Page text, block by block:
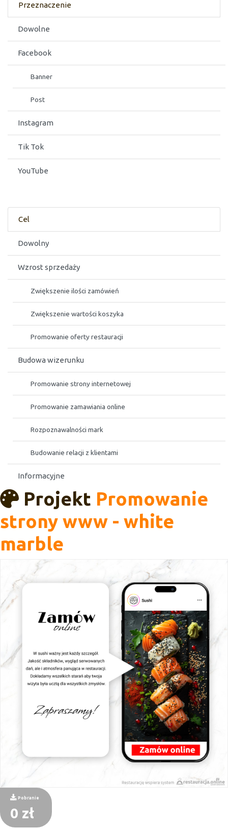
Przeznaczenie
Dowolne
Facebook
Banner
Post
Instagram
Tik Tok
YouTube
Cel
Dowolny
Wzrost sprzedaży
Zwiększenie ilości zamówień
Zwiększenie wartości koszyka
Promowanie oferty restauracji
Budowa wizerunku
Promowanie strony internetowej
Promowanie zamawiania online
Rozpoznawalności mark
Budowanie relacji z klientami
Informacyjne
Projekt Promowanie
strony www - white
marble
Pobranie
0 zł